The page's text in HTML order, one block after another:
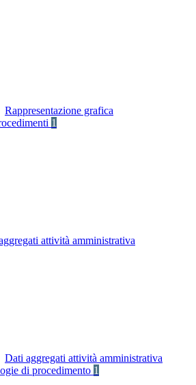
Rappresentazione grafica
1
attività amministrativa
Dati aggregati attività amministrativa
di procedimento 1